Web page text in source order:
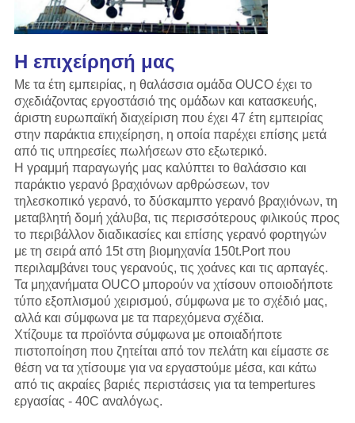
Η επιχείρησή μας
Με τα έτη εμπειρίας, η θαλάσσια ομάδα OUCO έχει το
σχεδιάζοντας εργοστάσιό της ομάδων και κατασκευής,
άριστη ευρωπαϊκή διαχείριση που έχει 47 έτη εμπειρίας
στην παράκτια επιχείρηση, η οποία παρέχει επίσης μετά
από τις υπηρεσίες πωλήσεων στο εξωτερικό.
Η γραμμή παραγωγής μας καλύπτει το θαλάσσιο και
παράκτιο γερανό βραχιόνων αρθρώσεων, τον
τηλεσκοπικό γερανό, το δύσκαμπτο γερανό βραχιόνων, τη
μεταβλητή δομή χάλυβα, τις περισσότερους φιλικούς προς
το περιβάλλον διαδικασίες και επίσης γερανό φορτηγών
με τη σειρά από 15t στη βιομηχανία 150t.Port που
περιλαμβάνει τους γερανούς, τις χοάνες και τις αρπαγές.
Τα μηχανήματα OUCO μπορούν να χτίσουν οποιοδήποτε
τύπο εξοπλισμού χειρισμού, σύμφωνα με το σχέδιό μας,
αλλά και σύμφωνα με τα παρεχόμενα σχέδια.
Χτίζουμε τα προϊόντα σύμφωνα με οποιαδήποτε
πιστοποίηση που ζητείται από τον πελάτη και είμαστε σε
θέση να τα χτίσουμε για να εργαστούμε μέσα, και κάτω
από τις ακραίες βαριές περιστάσεις για τα tempertures
εργασίας - 40C αναλόγως.